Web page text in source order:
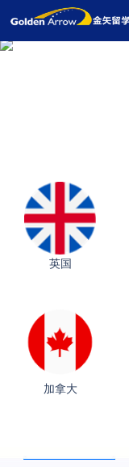
英国
加拿大 从上海